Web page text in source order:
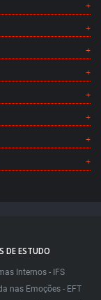
DE ESTUDO
Internos - IFS
nas Emoções - EFT